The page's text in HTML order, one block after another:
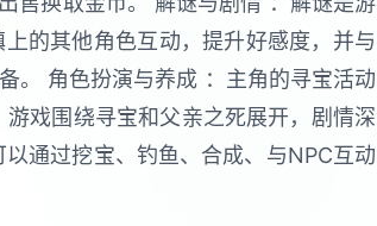
的其他角色互动，提升好感度，并与
。 角色扮演与养成 ：主角的寻宝活动
戏围绕寻宝和父亲之死展开，剧情深
通过挖宝、钓鱼、合成、与NPC互动